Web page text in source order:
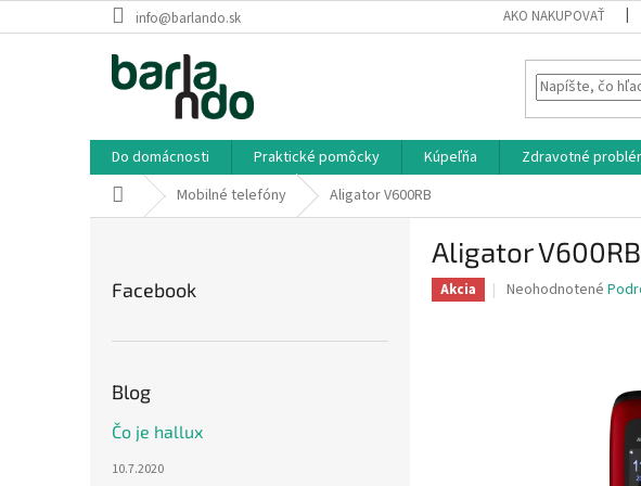
na
info@barlando.sk AKO NAKUPOVAŤ
Do domácnosti Praktické pomôcky Kúpeľňa Zdravotné
DomovMobilné telefóny Aligator V600RB
Facebook
Blog
Čo je hallux
10.7.2020
Aligator V600RB
Akcia
Priemerné
Neohodnotené